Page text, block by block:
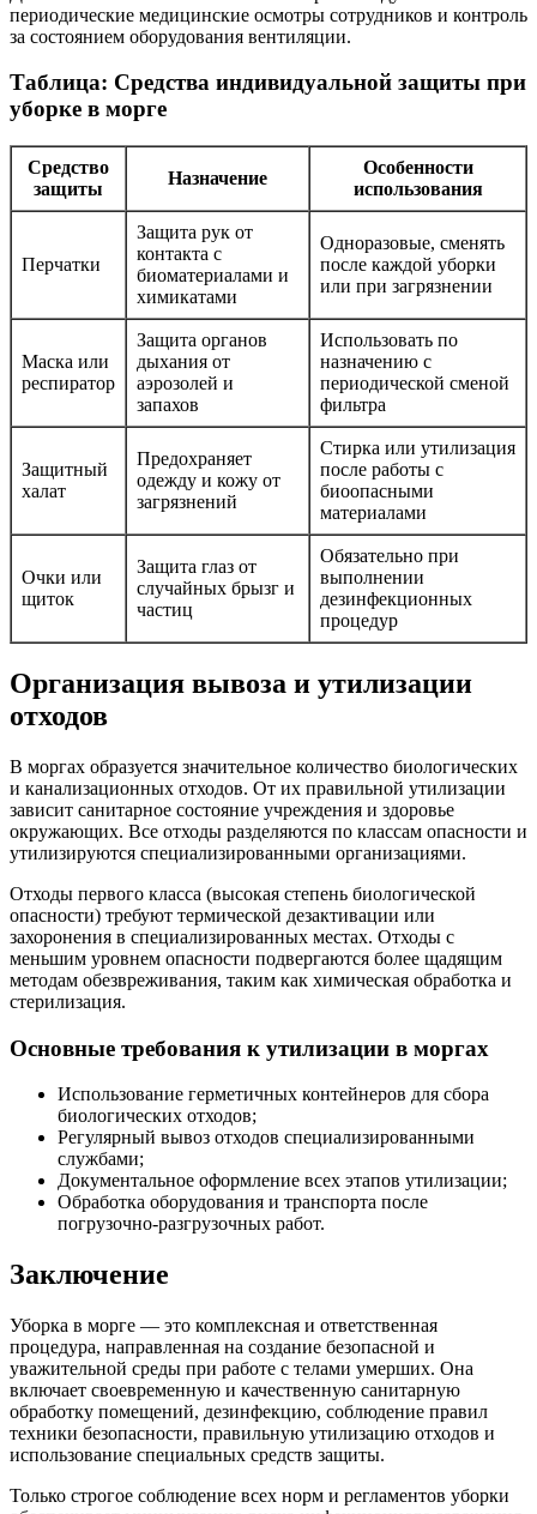
периодические медицинские осмотры сотрудников и контроль
за состоянием оборудования вентиляции.
Таблица: Средства индивидуальной защиты при
уборке в морге
Средство
защиты
Назначение
Особенности
использования
Перчатки
Защита рук от
контакта с
биоматериалами и
химикатами
Одноразовые, сменять
после каждой уборки
или при загрязнении
Маска или
респиратор
Защита органов
дыхания от
аэрозолей и
запахов
Использовать по
назначению с
периодической сменой
фильтра
Защитный
халат
Предохраняет
одежду и кожу от
загрязнений
Стирка или утилизация
после работы с
биоопасными
материалами
Очки или
щиток
Защита глаз от
случайных брызг и
частиц
Обязательно при
выполнении
дезинфекционных
процедур
Организация вывоза и утилизации
отходов
В моргах образуется значительное количество биологических
и канализационных отходов. От их правильной утилизации
зависит санитарное состояние учреждения и здоровье
окружающих. Все отходы разделяются по классам опасности и
утилизируются специализированными организациями.
Отходы первого класса (высокая степень биологической
опасности) требуют термической дезактивации или
захоронения в специализированных местах. Отходы с
меньшим уровнем опасности подвергаются более щадящим
методам обезвреживания, таким как химическая обработка и
стерилизация.
Основные требования к утилизации в моргах
Использование герметичных контейнеров для сбора
биологических отходов;
Регулярный вывоз отходов специализированными
службами;
Документальное оформление всех этапов утилизации;
Обработка оборудования и транспорта после
погрузочно-разгрузочных работ.
Заключение
Уборка в морге — это комплексная и ответственная
процедура, направленная на создание безопасной и
уважительной среды при работе с телами умерших. Она
включает своевременную и качественную санитарную
обработку помещений, дезинфекцию, соблюдение правил
техники безопасности, правильную утилизацию отходов и
использование специальных средств защиты.
Только строгое соблюдение всех норм и регламентов уборки